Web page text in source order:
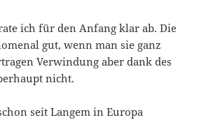
ich für den Anfang klar ab. Die
gut, wenn man sie ganz
Verwindung aber dank des
nicht.
seit Langem in Europa